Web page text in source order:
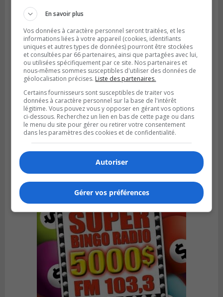
LA PRAIRIE
Publié le 5 août 2026 à 11h59
La Prairie loue des espaces de glace
jusqu’en avril 2027
En savoir plus
Vos données à caractère personnel seront traitées, et les
informations liées à votre appareil (cookies, identifiants
uniques et autres types de données) pourront être stockées
et consultées par 66 partenaires, ainsi que partagées avec lui,
ou utilisées spécifiquement par ce site. Nos partenaires et
nous-mêmes sommes susceptibles d'utiliser des données de
géolocalisation précises. Liste des partenaires.
Certains fournisseurs sont susceptibles de traiter vos
données à caractère personnel sur la base de l'intérêt
légitime. Vous pouvez vous y opposer en gérant vos options
ci-dessous. Recherchez un lien en bas de cette page ou dans
le menu du site pour gérer ou retirer votre consentement
dans les paramètres des cookies et de confidentialité.
Autoriser
Gérer vos préférences